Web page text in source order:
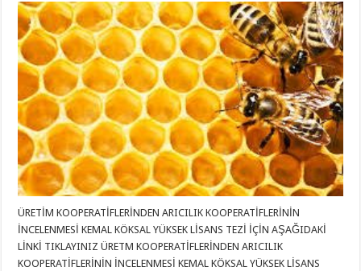
ÜRETİM KOOPERATİFLERİNDEN ARICILIK KOOPERATİFLERİNİN
İNCELENMESİ KEMAL KÖKSAL YÜKSEK LİSANS TEZİ İÇİN AŞAĞIDAKİ
LİNKİ TIKLAYINIZ ÜRETM KOOPERATİFLERİNDEN ARICILIK
KOOPERATİFLERİNİN İNCELENMESİ KEMAL KÖKSAL YÜKSEK LİSANS